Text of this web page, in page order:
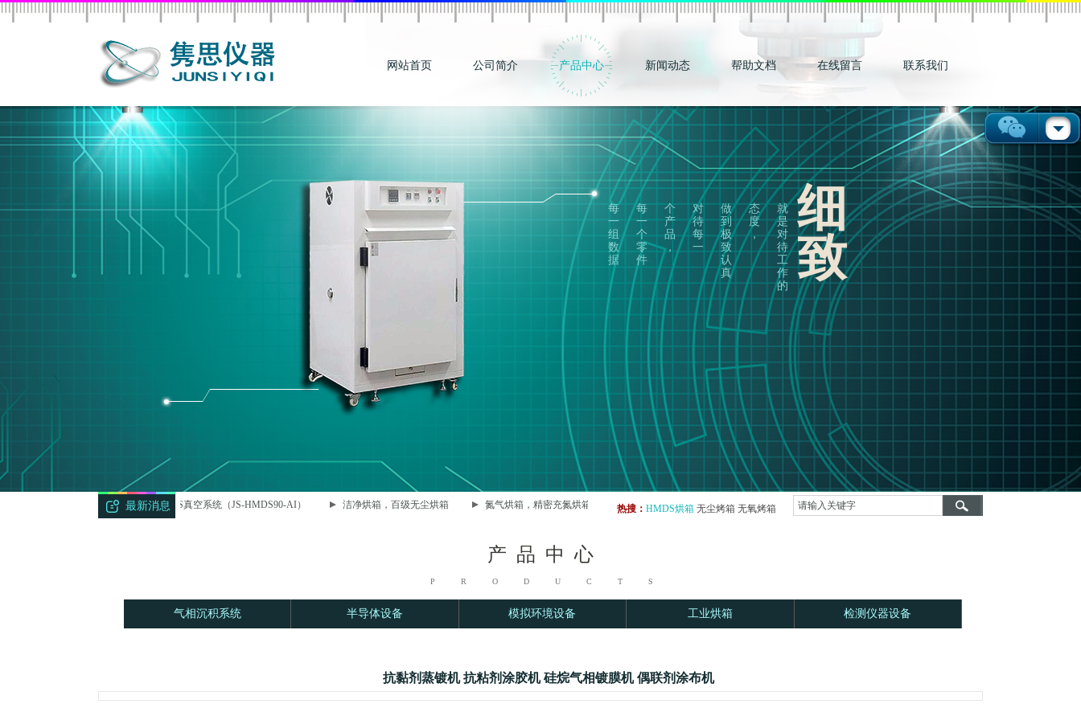
网站首页 公司简介 产品中心 新闻动态 帮助文档 在线留言 联系我们
就
是
对
待
工
作
的
态
度
，
个
产
品
，
对
待
每
一
做
到
极
致
认
真
每
一
个
零
件
细
致
每
一
组
数
据
智能型HMDS真空系统（JS-HMDS90-AI） 洁净烘箱，百级无尘烘箱 氮气烘箱，精密充氮烘箱 LCP热处理烘箱，LCP纤维氮气烘箱 热风循环真空烘箱，高温热风真空烤箱
最新消息 热搜： HMDS烘箱 无尘烤箱 无氧烤箱
产 品 中 心
PRODUCTS
气相沉积系统 半导体设备 模拟环境设备 工业烘箱 检测仪器设备
抗黏剂蒸镀机 抗粘剂涂胶机 硅烷气相镀膜机 偶联剂涂布机